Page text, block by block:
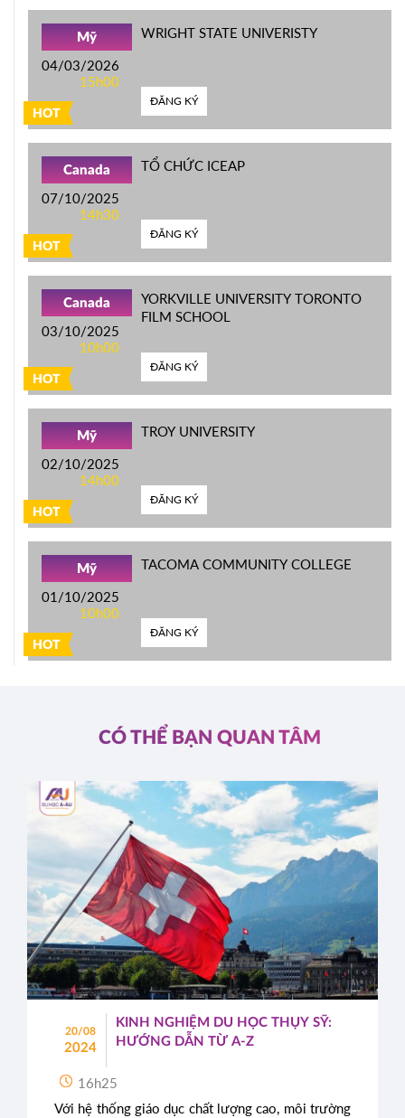
HOT
Mỹ
04/03/2026
15h00
WRIGHT STATE UNIVERISTY
ĐĂNG KÝ
HOT
Canada
07/10/2025
14h30
TỔ CHỨC ICEAP
ĐĂNG KÝ
HOT
Canada
03/10/2025
10h00
YORKVILLE UNIVERSITY TORONTO
FILM SCHOOL
ĐĂNG KÝ
HOT
Mỹ
02/10/2025
14h00
TROY UNIVERSITY
ĐĂNG KÝ
HOT
Mỹ
01/10/2025
10h00
TACOMA COMMUNITY COLLEGE
ĐĂNG KÝ
CÓ THỂ BẠN QUAN TÂM
20/08
2024
KINH NGHIỆM DU HỌC THỤY SỸ:
HƯỚNG DẪN TỪ A-Z
16h25
Với hệ thống giáo dục chất lượng cao, môi trường